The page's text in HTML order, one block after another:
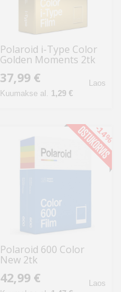
Polaroid i-Type Color
Golden Moments 2tk
37,99 €
Kuumakse al. 1,29 €
Laos
Polaroid 600 Color
New 2tk
42,99 € Laos
-14%